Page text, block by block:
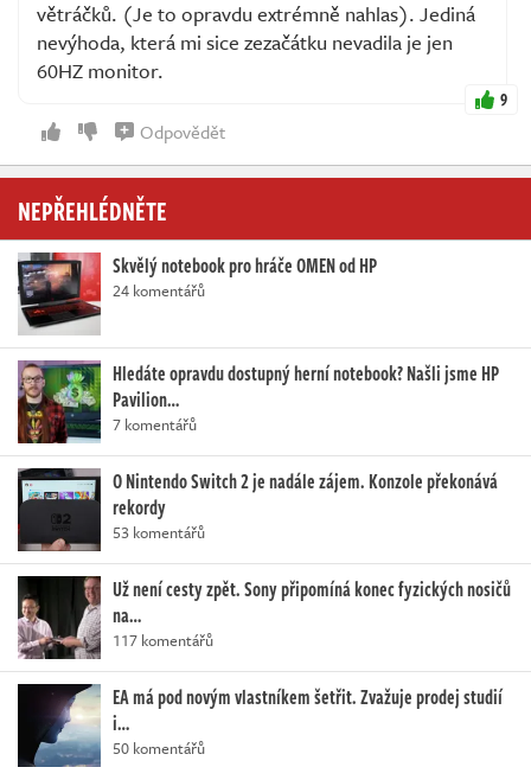
větráčků. (Je to opravdu extrémně nahlas). Jediná
nevýhoda, která mi sice zezačátku nevadila je jen
60HZ monitor.
9
Odpovědět
NEPŘEHLÉDNĚTE
Skvělý notebook pro hráče OMEN od HP
24 komentářů
Hledáte opravdu dostupný herní notebook? Našli jsme HP
Pavilion…
7 komentářů
O Nintendo Switch 2 je nadále zájem. Konzole překonává
rekordy
53 komentářů
Už není cesty zpět. Sony připomíná konec fyzických nosičů
na…
117 komentářů
EA má pod novým vlastníkem šetřit. Zvažuje prodej studií
i…
50 komentářů